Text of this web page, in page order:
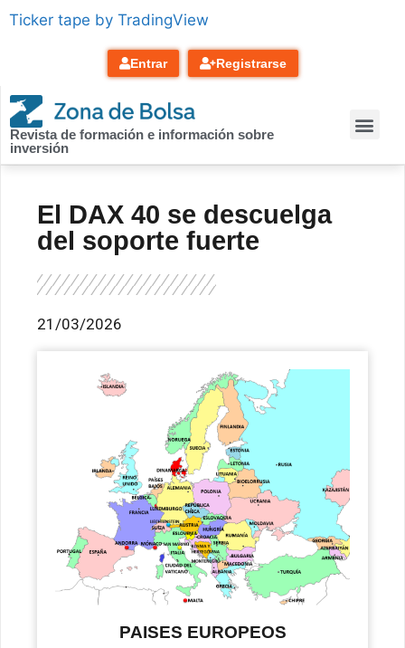
contenido
Ticker tape by TradingView
Entrar Registrarse
Revista de formación e información sobre
inversión
El DAX 40 se descuelga
del soporte fuerte
21/03/2026
PAISES EUROPEOS